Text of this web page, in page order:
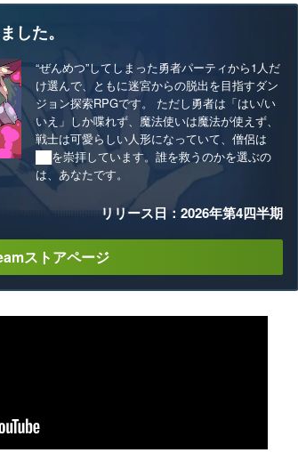
した。
“ぜんめつ”してしまった勇者パーティから1人だ
け選んで、ともに迷宮からの脱出を目指すダン
ジョン探索RPGです。 ただし勇者は「はい/い
いえ」しか喋れず、魔法使いは魔法が使えず、
戦士は可愛らしい人形になっていて、僧侶は
██を崇拝しています。誰を救うのかを選ぶの
は、あなたです。
リリース日：2026年第4四半期
ストアページ